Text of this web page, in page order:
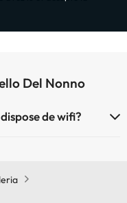
Del Nonno
de wifi?